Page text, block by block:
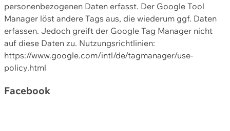
personenbezogenen Daten erfasst. Der Google Tool
Manager löst andere Tags aus, die wiederum ggf. Daten
erfassen. Jedoch greift der Google Tag Manager nicht
auf diese Daten zu. Nutzungsrichtlinien:
https://www.google.com/intl/de/tagmanager/use-
policy.html
Facebook